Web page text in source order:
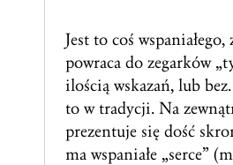
Jest to coś
powraca do zegarków
ilością wskazań, lub
to w tradycji. Na
prezentuje się dość
ma wspaniałe „serce”